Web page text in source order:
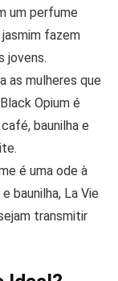
um perfume
fazem
jovens.
as mulheres que
Opium é
baunilha e
é uma ode à
baunilha, La Vie
transmitir